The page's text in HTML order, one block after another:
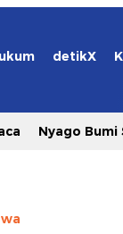
detikX
Nyago Bumi